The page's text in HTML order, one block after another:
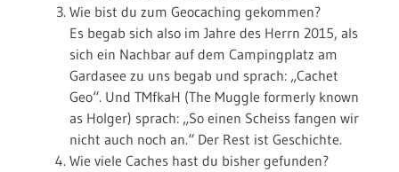
Wie bist du zum Geocaching gekommen?
Es begab sich also im Jahre des Herrn 2015, als
sich ein Nachbar auf dem Campingplatz am
Gardasee zu uns begab und sprach: „Cachet
Geo“. Und TMfkaH (The Muggle formerly known
as Holger) sprach: „So einen Scheiss fangen wir
nicht auch noch an.“ Der Rest ist Geschichte.
Wie viele Caches hast du bisher gefunden?